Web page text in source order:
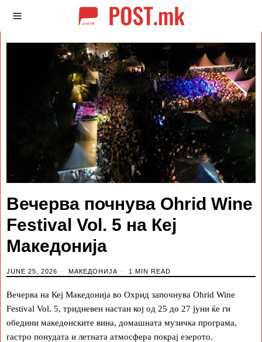
Вечерва почнува Ohrid Wine
Festival Vol. 5 на Кеј
Македонија
JUNE 25, 2026 МАКЕДОНИЈА 1 MIN READ
Вечерва на Кеј Македонија во Охрид започнува Ohrid Wine
Festival Vol. 5, тридневен настан кој од 25 до 27 јуни ќе ги
обедини македонските вина, домашната музичка програма,
гастро понудата и летната атмосфера покрај езерото.